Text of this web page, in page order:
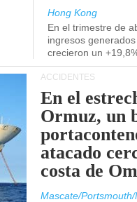
Hong Kong
En el trimestre de
ingresos
crecieron un
ACCIDENTES
En el
Ormuz, un
atacado
costa de
Mascate/